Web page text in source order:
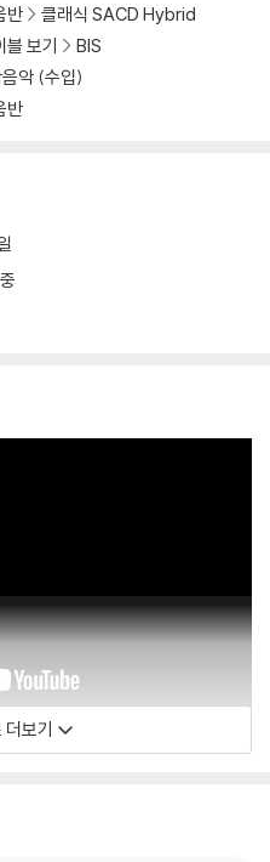
반
클래식 SACD Hybrid
블 보기
BIS
악 (수입)
반
더보기